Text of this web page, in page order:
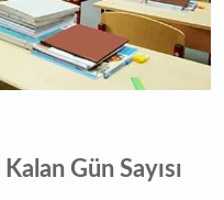
Gün Sayısı